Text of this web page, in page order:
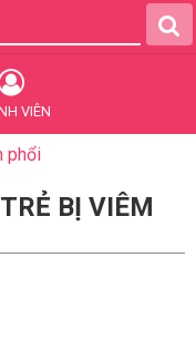
VIÊN
phổi
BỊ VIÊM